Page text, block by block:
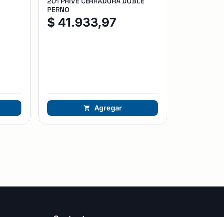
PERNO
$ 41.933,97
Agregar